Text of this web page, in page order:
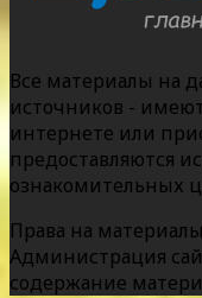
Все материалы на
источников -
интернете или
предоставляются
ознакомительных
Права на
Администрация
содержание